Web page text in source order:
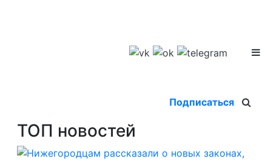
Подписаться
ТОП новостей